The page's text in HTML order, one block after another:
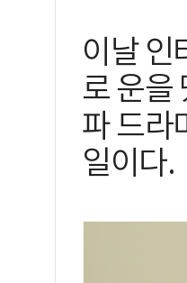
이날 인
로 운을
파 드라
일이다.